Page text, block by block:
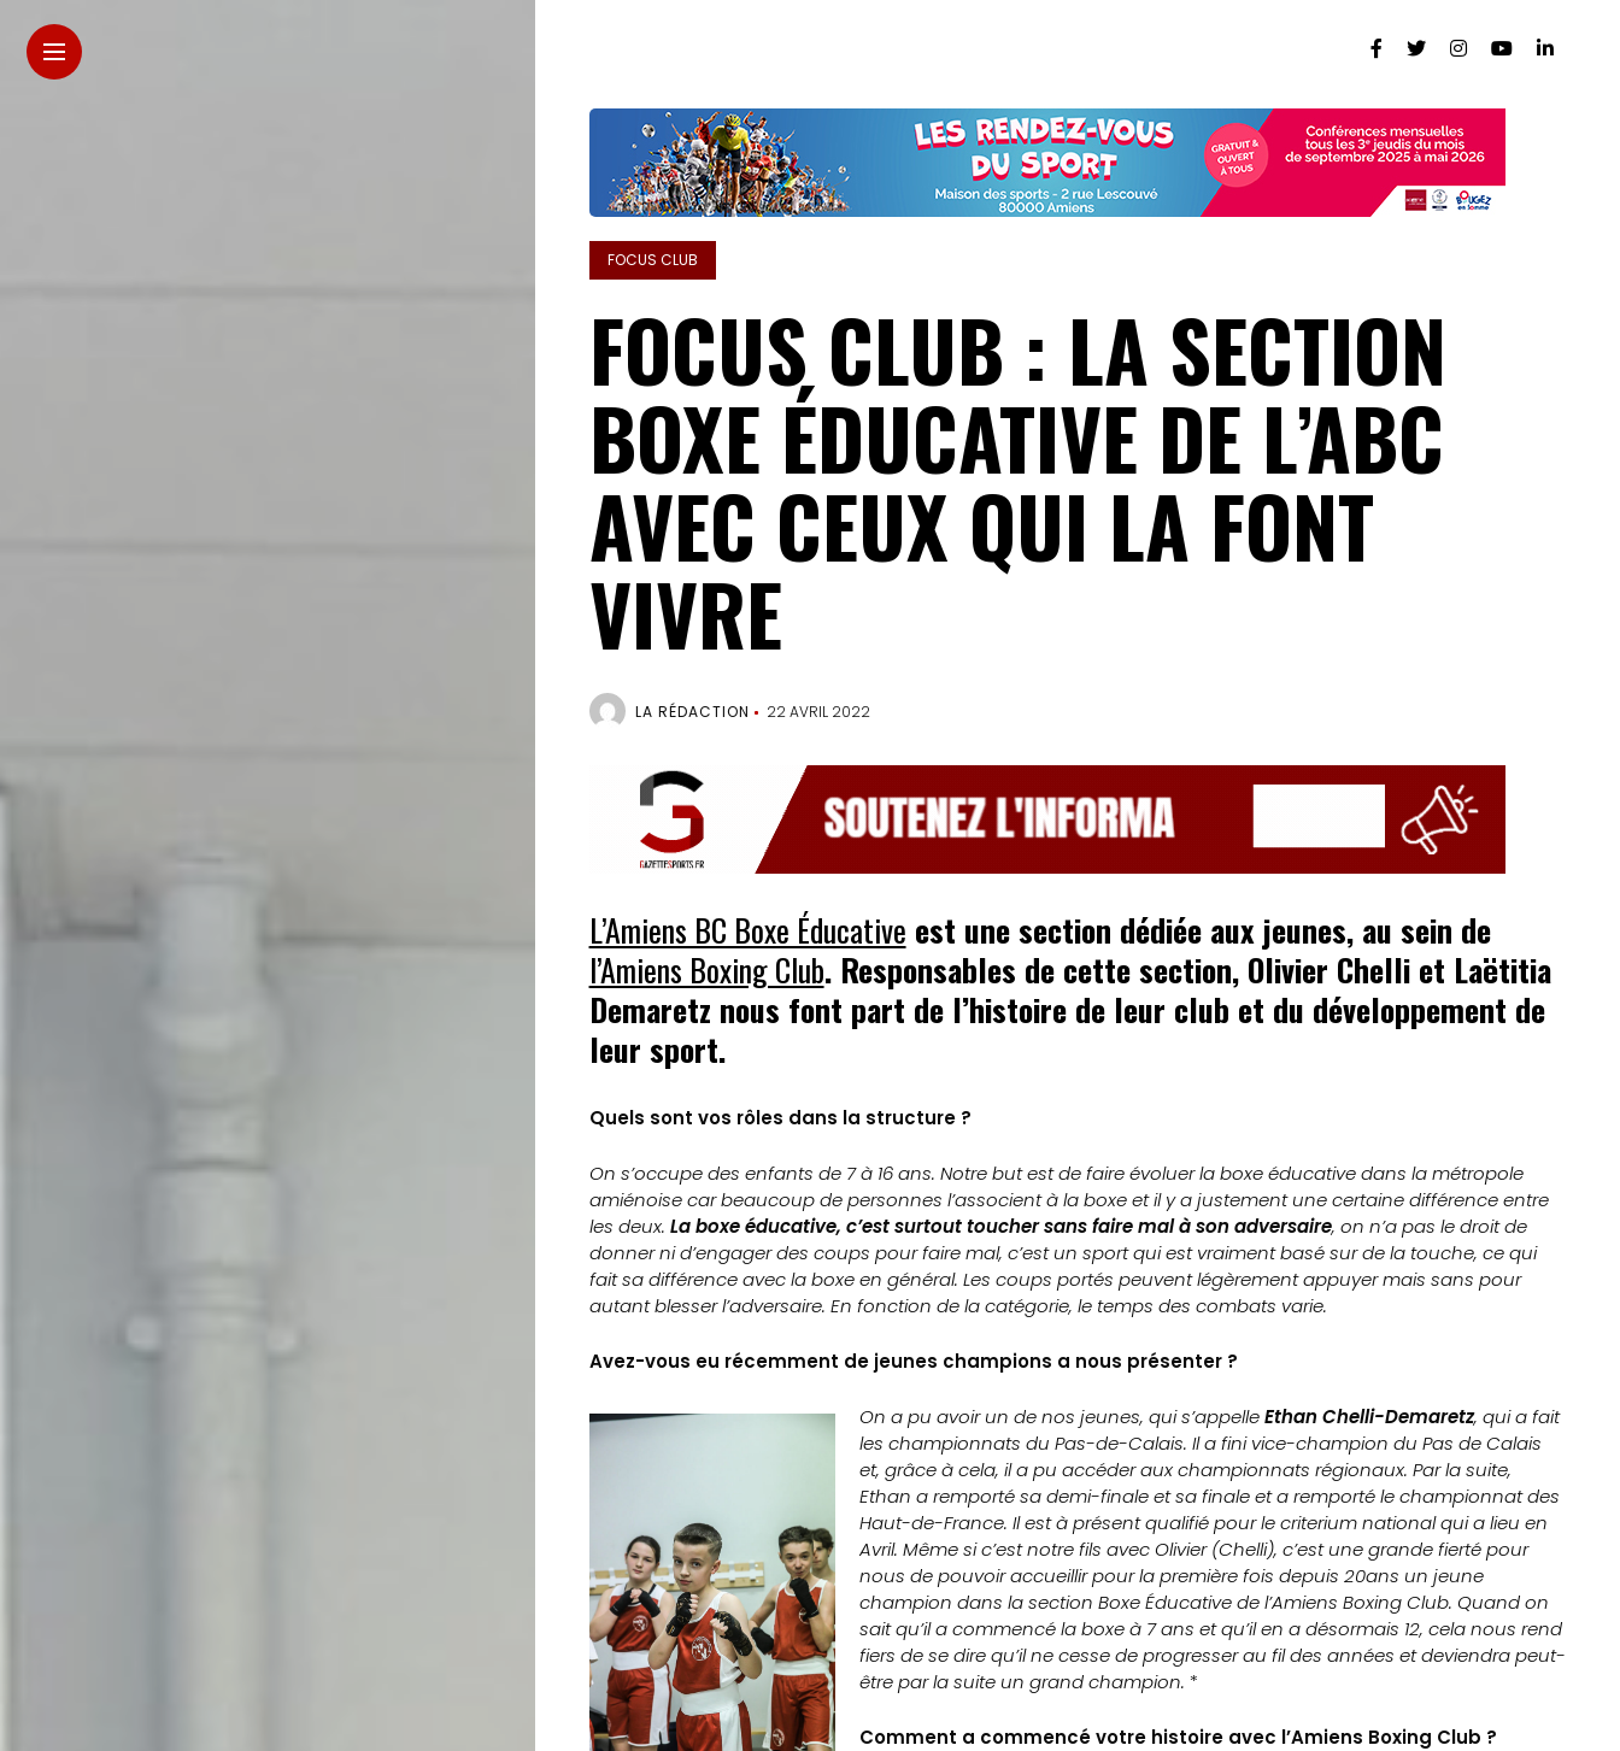
FOCUS CLUB
FOCUS CLUB : LA SECTION
BOXE ÉDUCATIVE DE L’ABC
AVEC CEUX QUI LA FONT
VIVRE
LA RÉDACTION 22 AVRIL 2022
L’Amiens BC Boxe Éducative est une section dédiée aux jeunes, au sein de
l’Amiens Boxing Club. Responsables de cette section, Olivier Chelli et Laëtitia
Demaretz nous font part de l’histoire de leur club et du développement de
leur sport.
Quels sont vos rôles dans la structure ?
On s’occupe des enfants de 7 à 16 ans. Notre but est de faire évoluer la boxe éducative dans la métropole
amiénoise car beaucoup de personnes l’associent à la boxe et il y a justement une certaine différence entre
les deux. La boxe éducative, c’est surtout toucher sans faire mal à son adversaire, on n’a pas le droit de
donner ni d’engager des coups pour faire mal, c’est un sport qui est vraiment basé sur de la touche, ce qui
fait sa différence avec la boxe en général. Les coups portés peuvent légèrement appuyer mais sans pour
autant blesser l’adversaire. En fonction de la catégorie, le temps des combats varie.
Avez-vous eu récemment de jeunes champions a nous présenter ?
On a pu avoir un de nos jeunes, qui s’appelleEthan Chelli-Demaretz, qui a fait
les championnats du Pas-de-Calais. Il a fini vice-champion du Pas de Calais
et, grâce à cela, il a pu accéder aux championnats régionaux. Par la suite,
Ethan a remporté sa demi-finale et sa finale et a remporté le championnat des
Haut-de-France. Il est à présent qualifié pour le criterium national qui a lieu en
Avril. Même si c’est notre fils avec Olivier (Chelli), c’est une grande fierté pour
nous de pouvoir accueillir pour la première fois depuis 20ans un jeune
champion dans la section Boxe Éducative de l’Amiens Boxing Club. Quand on
sait qu’il a commencé la boxe à 7 ans et qu’il en a désormais 12, cela nous rend
fiers de se dire qu’il ne cesse de progresser au fil des années et deviendra peut-
être par la suite un grand champion. *
Comment a commencé votre histoire avec l’Amiens Boxing Club ?